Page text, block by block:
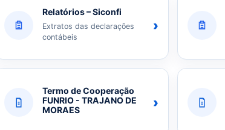
Relatórios – Siconfi
Extratos das declarações
contábeis
›
Termo de Cooperação
FUNRIO - TRAJANO DE
MORAES
›